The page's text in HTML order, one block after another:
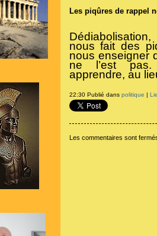
Les piqûres de rappel
nous fait des
nous enseigner
ne l’est pas.
apprendre, au
22:30 Publié dans politique |
Les commentaires sont